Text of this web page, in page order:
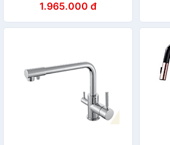
1.965.000 đ